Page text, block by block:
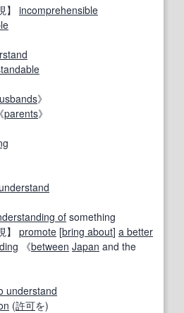
incomprehensible
》
parents》
understand
of something
promote [bring about] a better
《between Japan and the
understand
(許可を)